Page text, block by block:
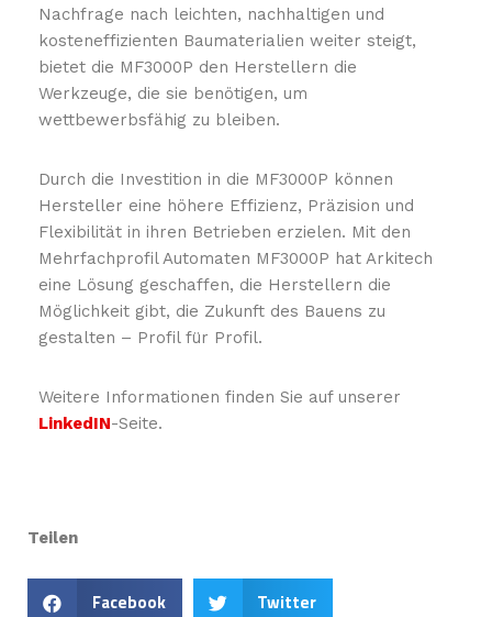
Nachfrage nach leichten, nachhaltigen und
kosteneffizienten Baumaterialien weiter steigt,
bietet die MF3000P den Herstellern die
Werkzeuge, die sie benötigen, um
wettbewerbsfähig zu bleiben.
Durch die Investition in die MF3000P können
Hersteller eine höhere Effizienz, Präzision und
Flexibilität in ihren Betrieben erzielen. Mit den
Mehrfachprofil Automaten MF3000P hat Arkitech
eine Lösung geschaffen, die Herstellern die
Möglichkeit gibt, die Zukunft des Bauens zu
gestalten – Profil für Profil.
Weitere Informationen finden Sie auf unserer
LinkedIN-Seite.
Teilen
Facebook Twitter